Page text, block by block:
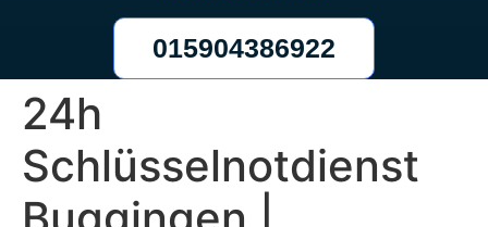
015904386922
24h
Schlüsselnotdienst